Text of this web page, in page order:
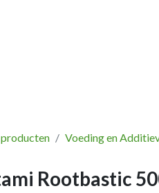
Voeding en
Rootbastic